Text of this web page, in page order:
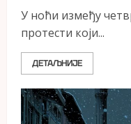
У ноћи између
протести који...
ДЕТАЉНИЈЕ